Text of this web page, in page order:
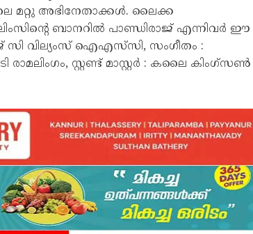
മറ്റു അഭിനേതാക്കൾ. ലൈക്ക
ബാനറിൽ പാണ്ഡിരാജ് എന്നിവർ ഈ
സി വില്യംസ് ഐഎസ്‌സി, സംഗീതം :
സ്റ്റണ്ട് മാസ്റ്റർ : കലൈ കിംഗ്സൺ